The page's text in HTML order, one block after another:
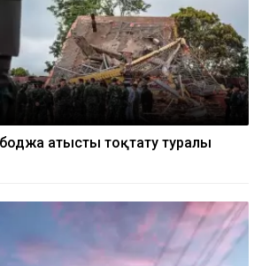
атысты тоқтату туралы